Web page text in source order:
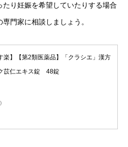
り妊娠を希望していたりする場合
門家に相談しましょう。
楽】【第2類医薬品】「クラシエ」漢方
苡仁エキス錠 48錠